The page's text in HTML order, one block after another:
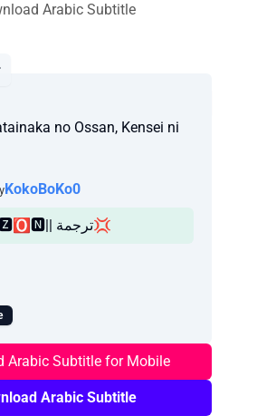
Arabic Subtitle
no Ossan, Kensei ni
KokoBoKo0
Arabic Subtitle for Mobile
Arabic Subtitle